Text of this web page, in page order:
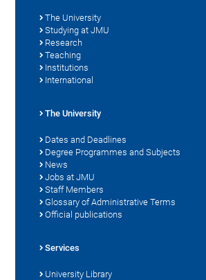
The University
Studying at JMU
Research
Teaching
Institutions
International
The University
Dates and Deadlines
Degree Programmes and Subjects
News
Jobs at JMU
Staff Members
Glossary of Administrative Terms
Official publications
Services
University Library